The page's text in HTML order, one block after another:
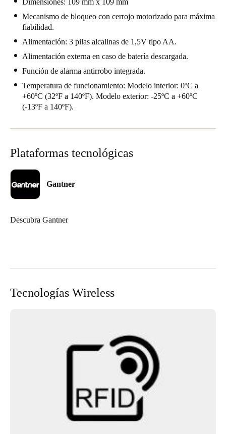
Dimensiones: 109 mm x 109 mm
Mecanismo de bloqueo con cerrojo motorizado para máxima
fiabilidad.
Alimentación: 3 pilas alcalinas de 1,5V tipo AA.
Alimentación externa en caso de batería descargada.
Función de alarma antirrobo integrada.
Temperatura de funcionamiento: Modelo interior: 0ºC a
+60ºC (32ºF a 140ºF). Modelo exterior: -25ºC a +60ºC
(-13ºF a 140ºF).
Plataformas tecnológicas
Gantner
Descubra Gantner
Tecnologías Wireless